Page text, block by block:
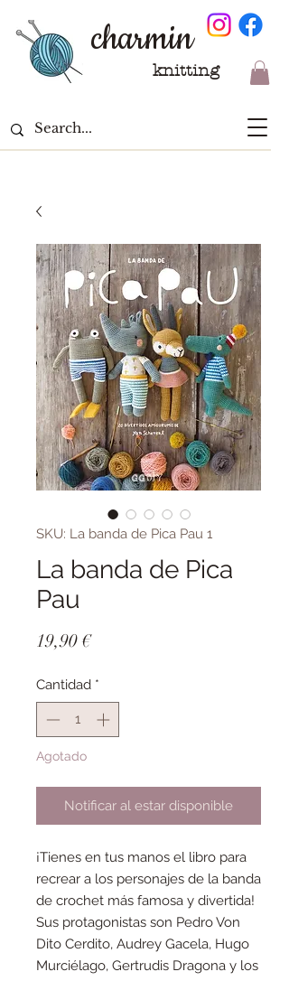
charmin
knitting
SKU: La banda de Pica Pau 1
La banda de Pica
Pau
19,90 €Precio
Cantidad *
Agotado
Notificar al estar disponible
¡Tienes en tus manos el libro para
recrear a los personajes de la banda
de crochet más famosa y divertida!
Sus protagonistas son Pedro Von
Dito Cerdito, Audrey Gacela, Hugo
Murciélago, Gertrudis Dragona y los